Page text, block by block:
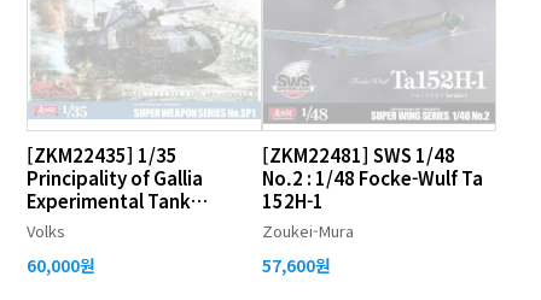
[ZKM22435] 1/35
Principality of Gallia
Experimental Tank
'Edelweiss'
Volks
60,000원
[ZKM22481] SWS 1/48
No.2 : 1/48 Focke-Wulf Ta
152H-1
Zoukei-Mura
57,600원